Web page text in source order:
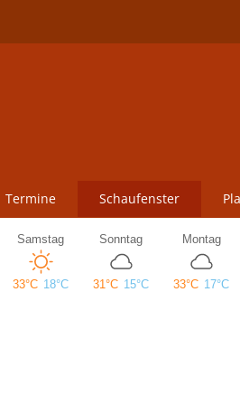
Termine Schaufenster